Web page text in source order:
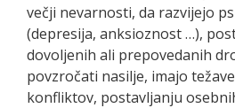
večji nevarnosti, da razvijejo
(depresija, anksioznost …),
dovoljenih ali prepovedanih
povzročati nasilje, imajo
konfliktov, postavljanju